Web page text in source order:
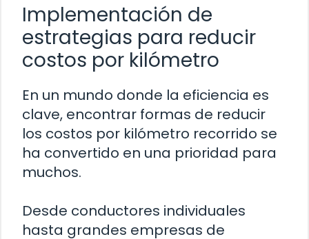
Implementación de
estrategias para reducir
costos por kilómetro
En un mundo donde la eficiencia es
clave, encontrar formas de reducir
los costos por kilómetro recorrido se
ha convertido en una prioridad para
muchos.
Desde conductores individuales
hasta grandes empresas de